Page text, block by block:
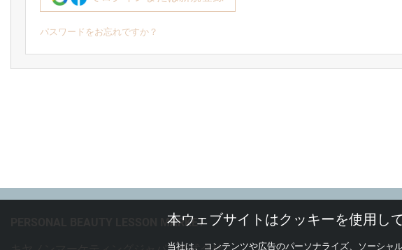
パスワードをお忘れですか？
PERSONAL BEAUTY LESSON MARKET本ウェブサイトはクッキーを使用し
当社は、コンテンツや広告のパーソナライズ、ソーシャ